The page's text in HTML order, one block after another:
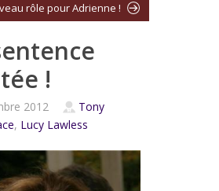
rôle pour Adrienne !
!
2012
Tony
, Lucy Lawless